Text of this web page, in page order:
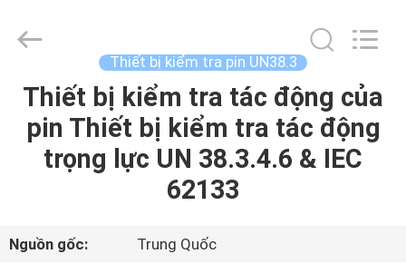
TRANG
CHỦ
PHẨM
Ltd.，.
Developed
Thiết bị kiểm tra pin UN38.3
Thiết bị kiểm tra tác động của
pin Thiết bị kiểm tra tác động
trọng lực UN 38.3.4.6 & IEC
62133
Nguồn gốc:
Trung Quốc